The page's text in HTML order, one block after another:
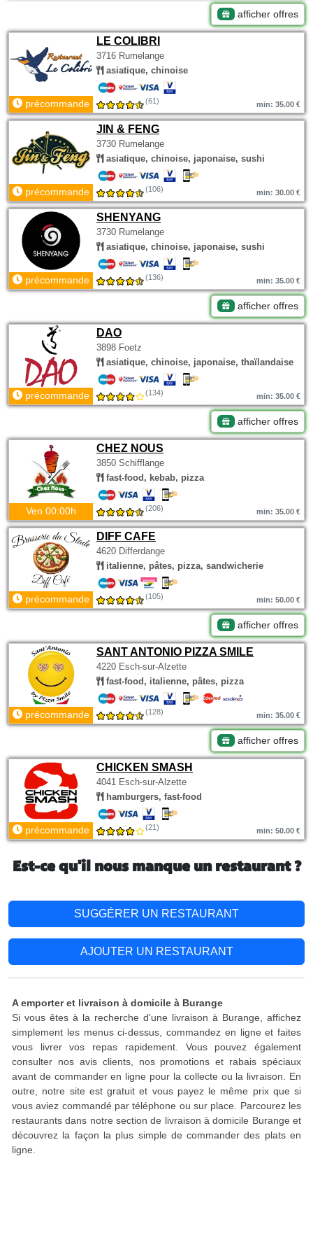
afficher offres
LE COLIBRI
3716 Rumelange
asiatique, chinoise
précommande (61) min: 35.00 €
JIN & FENG
3730 Rumelange
asiatique, chinoise, japonaise, sushi
précommande (106) min: 30.00 €
SHENYANG
3730 Rumelange
asiatique, chinoise, japonaise, sushi
précommande (136) min: 35.00 €
afficher offres
DAO
3898 Foetz
asiatique, chinoise, japonaise, thaïlandaise
précommande (134) min: 35.00 €
afficher offres
CHEZ NOUS
3850 Schifflange
fast-food, kebab, pizza
Ven 00:00h (206) min: 35.00 €
DIFF CAFE
4620 Differdange
italienne, pâtes, pizza, sandwicherie
précommande (105) min: 50.00 €
afficher offres
SANT ANTONIO PIZZA SMILE
4220 Esch-sur-Alzette
fast-food, italienne, pâtes, pizza
précommande (128) min: 35.00 €
afficher offres
CHICKEN SMASH
4041 Esch-sur-Alzette
hamburgers, fast-food
précommande (21) min: 50.00 €
Est-ce qu'il nous manque un restaurant ?
SUGGÉRER UN RESTAURANT
AJOUTER UN RESTAURANT
A emporter et livraison à domicile à Burange
Si vous êtes à la recherche d'une livraison à Burange, affichez
simplement les menus ci-dessus, commandez en ligne et faites
vous livrer vos repas rapidement. Vous pouvez également
consulter nos avis clients, nos promotions et rabais spéciaux
avant de commander en ligne pour la collecte ou la livraison. En
outre, notre site est gratuit et vous payez le même prix que si
vous aviez commandé par téléphone ou sur place. Parcourez les
restaurants dans notre section de livraison à domicile Burange et
découvrez la façon la plus simple de commander des plats en
ligne.